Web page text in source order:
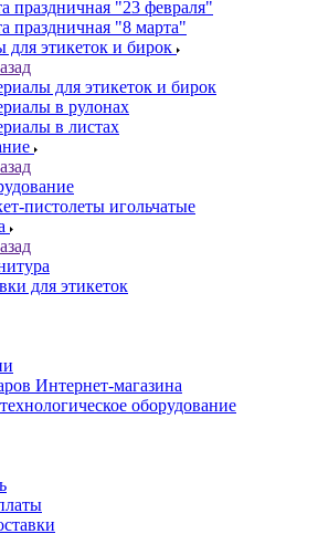
праздничная "23 февраля"
праздничная "8 марта"
для этикеток и бирок
для этикеток и бирок
в рулонах
в листах
пистолеты игольчатые
для этикеток
Интернет-магазина
оборудование